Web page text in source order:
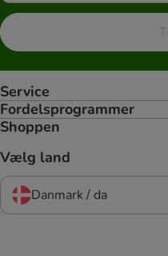
Service
Fordelsprogrammer
Shoppen
Vælg land
Danmark / da